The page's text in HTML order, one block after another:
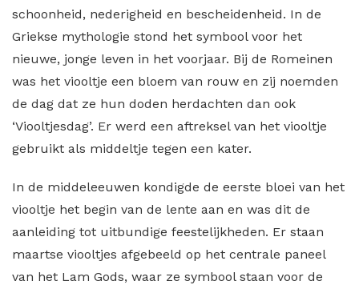
schoonheid, nederigheid en bescheidenheid. In de
Griekse mythologie stond het symbool voor het
nieuwe, jonge leven in het voorjaar. Bij de Romeinen
was het viooltje een bloem van rouw en zij noemden
de dag dat ze hun doden herdachten dan ook
‘Viooltjesdag’. Er werd een aftreksel van het viooltje
gebruikt als middeltje tegen een kater.
In de middeleeuwen kondigde de eerste bloei van het
viooltje het begin van de lente aan en was dit de
aanleiding tot uitbundige feestelijkheden. Er staan
maartse viooltjes afgebeeld op het centrale paneel
van het Lam Gods, waar ze symbool staan voor de